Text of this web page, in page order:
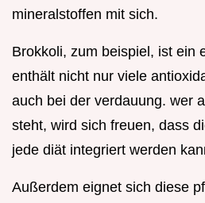
mineralstoffen mit sich.
Brokkoli, zum beispiel, ist ein
enthält nicht nur viele
auch bei der verdauung. wer
steht, wird sich freuen, dass
jede diät integriert werden
Außerdem eignet sich diese